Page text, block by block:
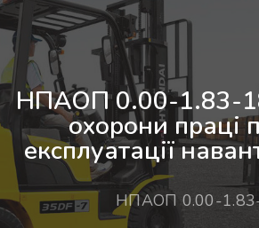
НПАОП 0.00-1.83-
охорони праці
експлуатації
НПАОП 0.00-